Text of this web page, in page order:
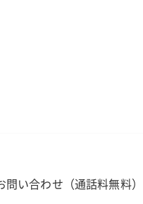
問い合わせ（通話料無料）